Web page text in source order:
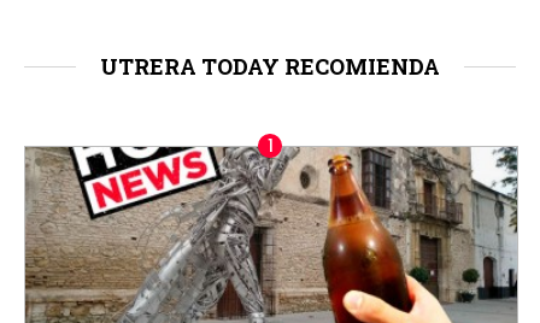
UTRERA TODAY RECOMIENDA